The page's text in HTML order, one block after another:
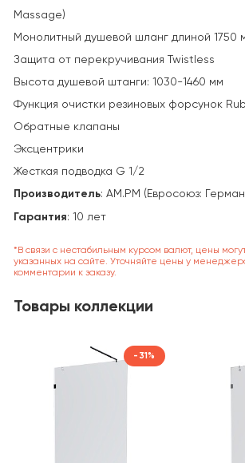
Massage)
Монолитный душевой шланг длиной 1750
Защита от перекручивания Twistless
Высота душевой штанги: 1030-1460 мм
Функция очистки резиновых форсунок
Обратные клапаны
Эксцентрики
Жесткая подводка G 1/2
Производитель: AM.PM (Евросоюз:
Гарантия: 10 лет
*В связи с нестабильным курсом валют, цены
указанных на сайте. Уточняйте цены у
комментарии к заказу.
Товары коллекции
-31%